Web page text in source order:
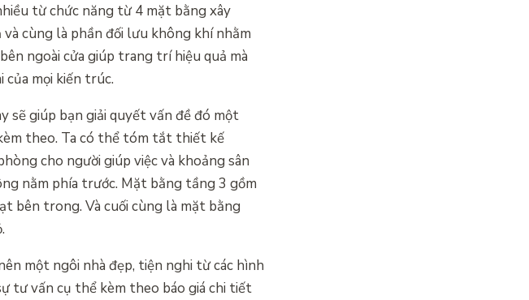
từ chức năng từ 4 mặt bằng xây
cùng là phần đối lưu không khí nhằm
ngoài cửa giúp trang trí hiệu quả mà
mọi kiến trúc.
sẽ giúp bạn giải quyết vấn đề đó một
theo. Ta có thể tóm tắt thiết kế
cho người giúp việc và khoảng sân
nằm phía trước. Mặt bằng tầng 3 gồm
bên trong. Và cuối cùng là mặt bằng
một ngôi nhà đẹp, tiện nghi từ các hình
tư vấn cụ thể kèm theo báo giá chi tiết